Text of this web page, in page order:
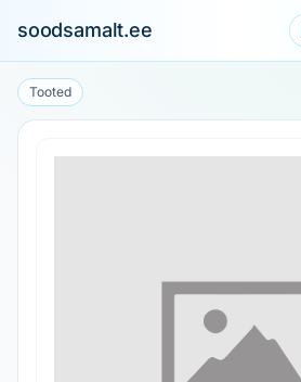
soodsamalt.ee
Tooted